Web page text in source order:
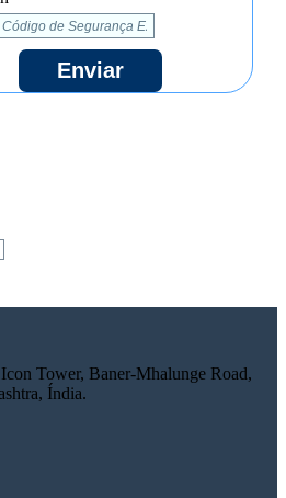
Enviar
Tower, Baner-Mhalunge Road,
Índia.